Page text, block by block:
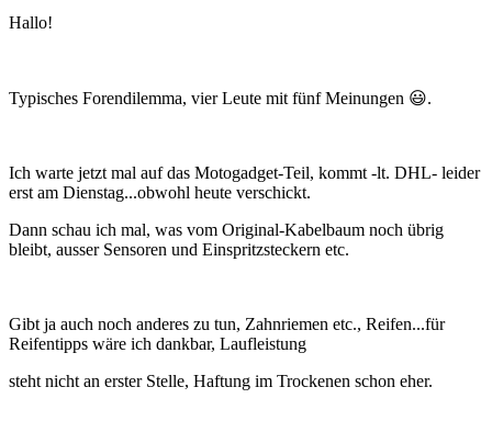
Hallo!
Typisches Forendilemma, vier Leute mit fünf Meinungen 😃.
Ich warte jetzt mal auf das Motogadget-Teil, kommt -lt. DHL- leider
erst am Dienstag...obwohl heute verschickt.
Dann schau ich mal, was vom Original-Kabelbaum noch übrig
bleibt, ausser Sensoren und Einspritzsteckern etc.
Gibt ja auch noch anderes zu tun, Zahnriemen etc., Reifen...für
Reifentipps wäre ich dankbar, Laufleistung
steht nicht an erster Stelle, Haftung im Trockenen schon eher.